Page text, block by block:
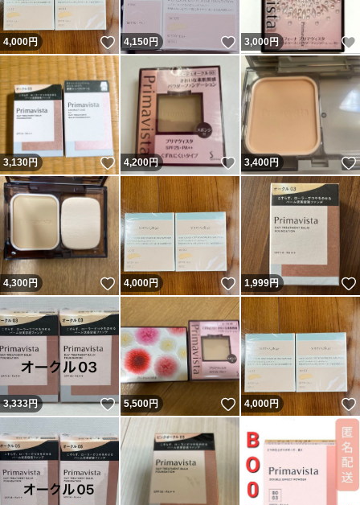
4,000円 いいね！
4,150円 いいね！
3,000円
3,130円 いいね！
4,200円 いいね！
3,400円
4,300円 いいね！
4,000円 いいね！
1,999円
3,333円 いいね！
5,500円 いいね！
4,000円